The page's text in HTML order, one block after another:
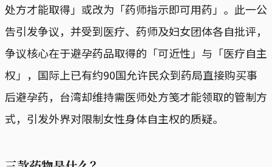
处方才能取得」或改为「药师指示即可用药」。此一公
告引发争议，并受到医疗、药师及妇女团体各自批评，
争议核心在于避孕药品取得的「可近性」与「医疗自主
权」，国际上已有约90国允许民众到药局直接购买事
后避孕药，台湾却维持需医师处方笺才能领取的管制方
式，引发外界对限制女性身体自主权的质疑。